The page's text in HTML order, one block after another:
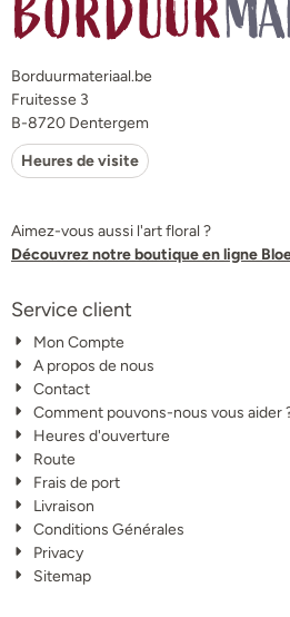
Borduurmateriaal.be
Fruitesse 3
B-8720 Dentergem
Heures de visite
Aimez-vous aussi l'art floral ?
Découvrez notre boutique en ligne
Service client
Mon Compte
A propos de nous
Contact
Comment pouvons-nous vous aider
Heures d'ouverture
Route
Frais de port
Livraison
Conditions Générales
Privacy
Sitemap